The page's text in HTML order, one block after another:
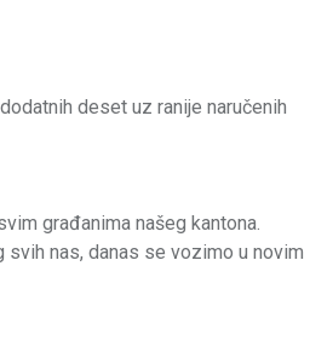
deset uz ranije naručenih
građanima našeg kantona.
nas, danas se vozimo u novim